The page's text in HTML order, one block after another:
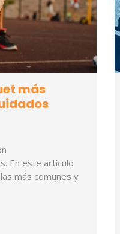
más
En este artículo
más comunes y